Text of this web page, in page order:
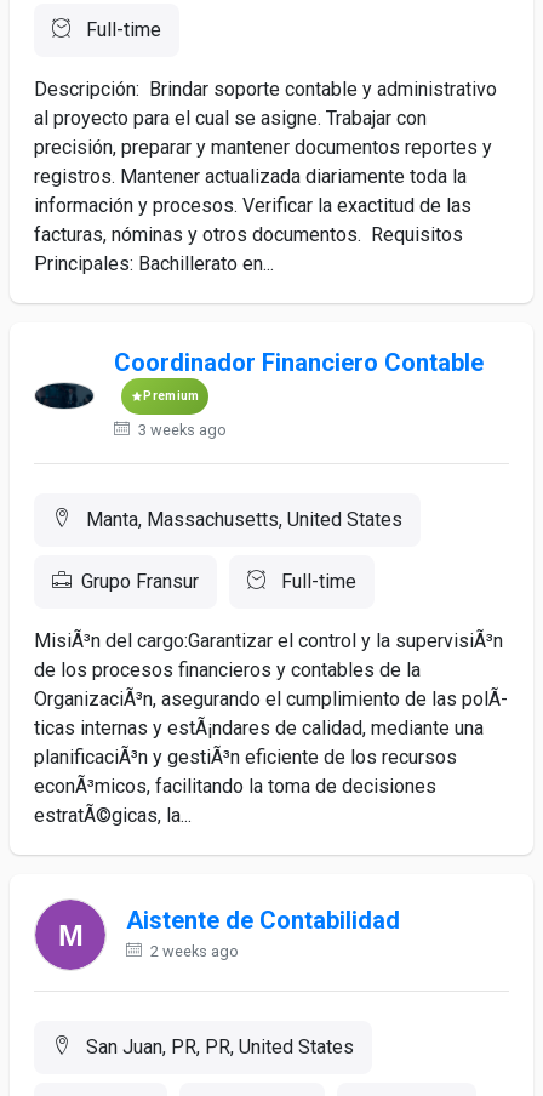
Full-time
Descripción: Brindar soporte contable y administrativo
al proyecto para el cual se asigne. Trabajar con
precisión, preparar y mantener documentos reportes y
registros. Mantener actualizada diariamente toda la
información y procesos. Verificar la exactitud de las
facturas, nóminas y otros documentos. Requisitos
Principales: Bachillerato en...
Coordinador Financiero Contable
Premium
3 weeks ago
Manta, Massachusetts, United States
Grupo Fransur Full-time
MisiÃ³n del cargo:Garantizar el control y la supervisiÃ³n
de los procesos financieros y contables de la
OrganizaciÃ³n, asegurando el cumplimiento de las polÃ­
ticas internas y estÃ¡ndares de calidad, mediante una
planificaciÃ³n y gestiÃ³n eficiente de los recursos
econÃ³micos, facilitando la toma de decisiones
estratÃ©gicas, la...
Aistente de Contabilidad
2 weeks ago
San Juan, PR, PR, United States